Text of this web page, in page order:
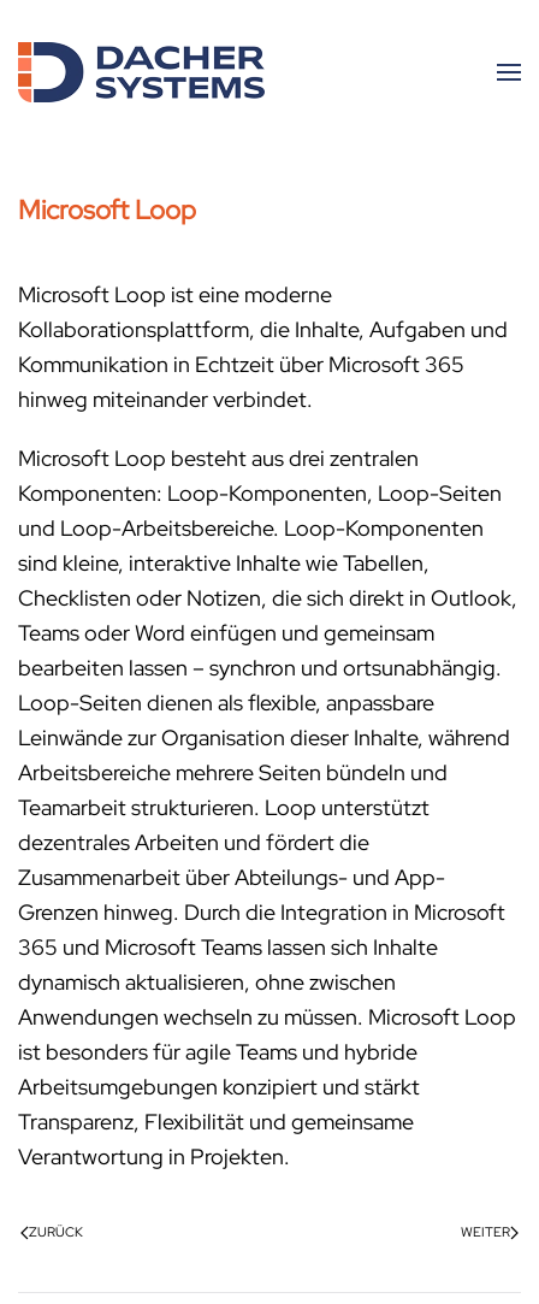
Skip to main content
Microsoft Loop
Microsoft Loop ist eine moderne
Kollaborationsplattform, die Inhalte, Aufgaben und
Kommunikation in Echtzeit über Microsoft 365
hinweg miteinander verbindet.
Microsoft Loop besteht aus drei zentralen
Komponenten: Loop-Komponenten, Loop-Seiten
und Loop-Arbeitsbereiche. Loop-Komponenten
sind kleine, interaktive Inhalte wie Tabellen,
Checklisten oder Notizen, die sich direkt in Outlook,
Teams oder Word einfügen und gemeinsam
bearbeiten lassen – synchron und ortsunabhängig.
Loop-Seiten dienen als flexible, anpassbare
Leinwände zur Organisation dieser Inhalte, während
Arbeitsbereiche mehrere Seiten bündeln und
Teamarbeit strukturieren. Loop unterstützt
dezentrales Arbeiten und fördert die
Zusammenarbeit über Abteilungs- und App-
Grenzen hinweg. Durch die Integration in Microsoft
365 und Microsoft Teams lassen sich Inhalte
dynamisch aktualisieren, ohne zwischen
Anwendungen wechseln zu müssen. Microsoft Loop
ist besonders für agile Teams und hybride
Arbeitsumgebungen konzipiert und stärkt
Transparenz, Flexibilität und gemeinsame
Verantwortung in Projekten.
ZURÜCK WEITER